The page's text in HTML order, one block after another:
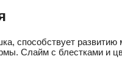
способствует
Слайм с блестками и